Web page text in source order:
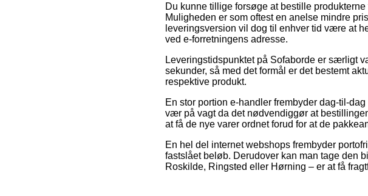
Du kunne tillige forsøge at bestille
Muligheden er som oftest en anelse mindre
leveringsversion vil dog til enhver tid være at
ved e-forretningens adresse.
Leveringstidspunktet på Sofaborde er særligt
sekunder, så med det formål er det bestemt
respektive produkt.
En stor portion e-handler frembyder dag-til-
vær på vagt da det nødvendiggør at
at få de nye varer ordnet forud for at de
En hel del internet webshops frembyder
fastslået beløb. Derudover kan man tage den
Roskilde, Ringsted eller Hørning – er at få